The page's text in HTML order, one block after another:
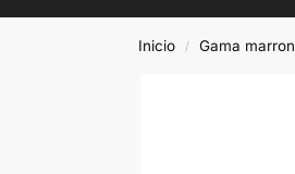
Inicio / Gama marron